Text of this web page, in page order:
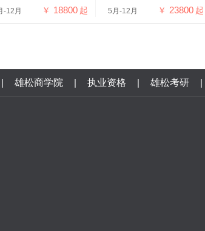
-12月 ￥ 18800 起 5月-12月 ￥ 23800 起
| 雄松商学院 | 执业资格 | 雄松考研 |